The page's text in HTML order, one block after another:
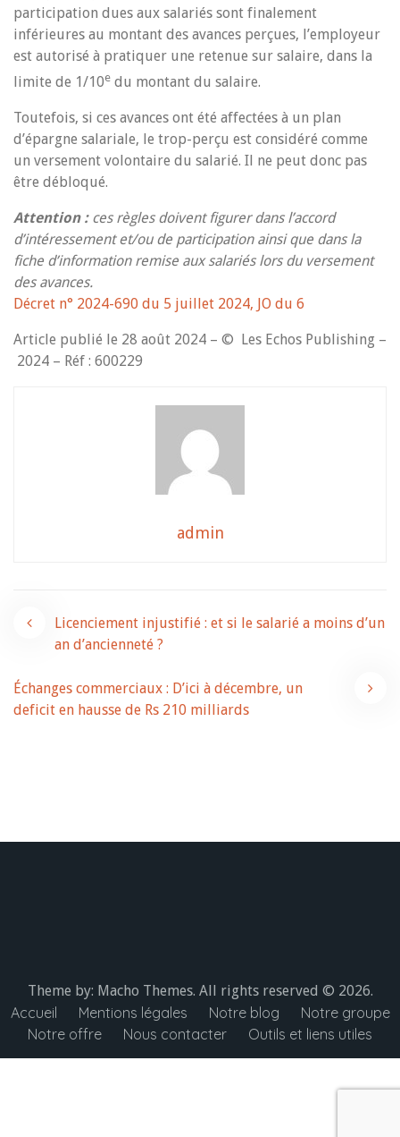
participation dues aux salariés sont finalement
inférieures au montant des avances perçues, l’employeur
est autorisé à pratiquer une retenue sur salaire, dans la
limite de 1/10e du montant du salaire.
Toutefois, si ces avances ont été affectées à un plan
d’épargne salariale, le trop-perçu est considéré comme
un versement volontaire du salarié. Il ne peut donc pas
être débloqué.
Attention :ces règles doivent figurer dans l’accord
d’intéressement et/ou de participation ainsi que dans la
fiche d’information remise aux salariés lors du versement
des avances.
Décret n° 2024-690 du 5 juillet 2024, JO du 6
Article publié le 28 août 2024 – © Les Echos Publishing –
2024 – Réf : 600229
admin
Navigation
de
l’article
Licenciement injustifié : et si le salarié a moins d’un
an d’ancienneté ?
Échanges commerciaux : D’ici à décembre, un
deficit en hausse de Rs 210 milliards
Theme by: Macho Themes. All rights reserved © 2026.
Accueil Mentions légales Notre blog
Notre groupe
Notre offre
Nous contacter Outils et liens utiles